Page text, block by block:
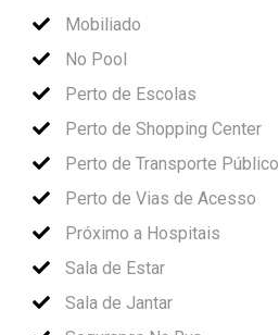
Mobiliado
No Pool
Perto de Escolas
Perto de Shopping Center
Perto de Transporte Público
Perto de Vias de Acesso
Próximo a Hospitais
Sala de Estar
Sala de Jantar